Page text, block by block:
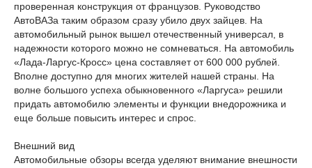
проверенная конструкция от французов. Руководство
АвтоВАЗа таким образом сразу убило двух зайцев. На
автомобильный рынок вышел отечественный универсал, в
надежности которого можно не сомневаться. На автомобиль
«Лада-Ларгус-Кросс» цена составляет от 600 000 рублей.
Вполне доступно для многих жителей нашей страны. На
волне большого успеха обыкновенного «Ларгуса» решили
придать автомобилю элементы и функции внедорожника и
еще больше повысить интерес и спрос.
Внешний вид
Автомобильные обзоры всегда уделяют внимание внешности